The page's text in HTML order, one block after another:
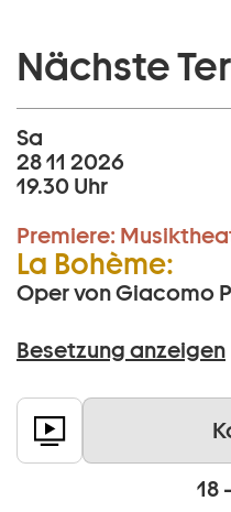
Nächste
Sa
28 11 2026
19.30 Uhr
Premiere:
La Bohème:
Oper von Giacomo
Besetzung anzeigen
18